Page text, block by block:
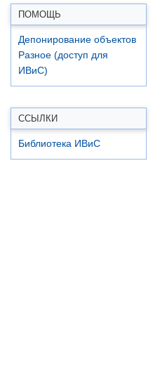
ПОМОЩЬ
Депонирование объектов
Разное (доступ для
ИВиС)
ССЫЛКИ
Библиотека ИВиС